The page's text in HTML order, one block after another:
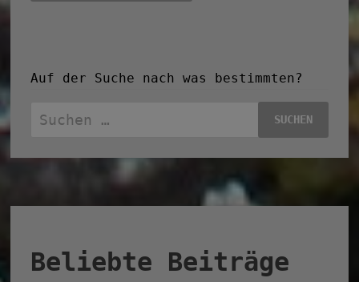
Auf der Suche nach was bestimmten?
Suchen
Beliebte Beiträge